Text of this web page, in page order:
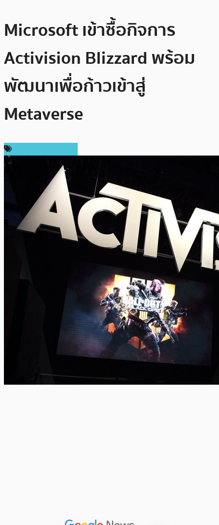
Microsoft เข้าซื้อกิจการ
Activision Blizzard พร้อม
พัฒนาเพื่อก้าวเข้าสู่
Metaverse